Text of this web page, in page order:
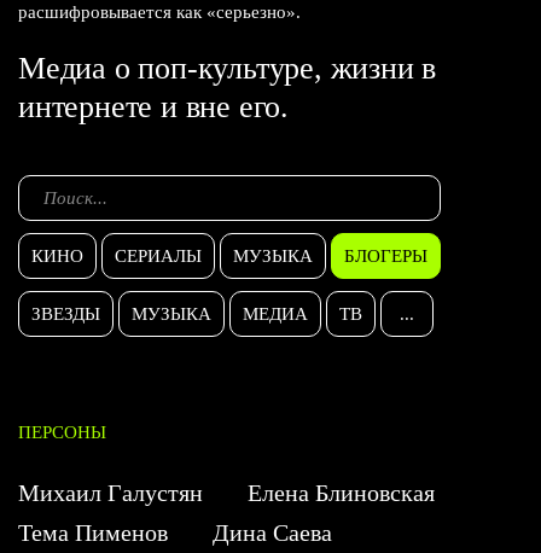
расшифровывается как «серьезно».
Медиа о поп-культуре, жизни в
интернете и вне его.
КИНО СЕРИАЛЫ МУЗЫКА БЛОГЕРЫ
ЗВЕЗДЫ МУЗЫКА МЕДИА ТВ ...
ПЕРСОНЫ
Михаил Галустян
Елена Блиновская
Тема Пименов
Дина Саева